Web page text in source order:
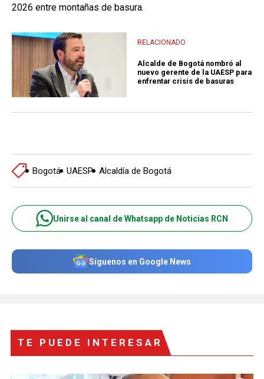
2026 entre montañas de basura.
RELACIONADO
Alcalde de Bogotá nombró al
nuevo gerente de la UAESP para
enfrentar crisis de basuras
Bogotá UAESP Alcaldía de Bogotá
Unirse al canal de Whatsapp de Noticias RCN
Síguenos en Google News
TE PUEDE INTERESAR